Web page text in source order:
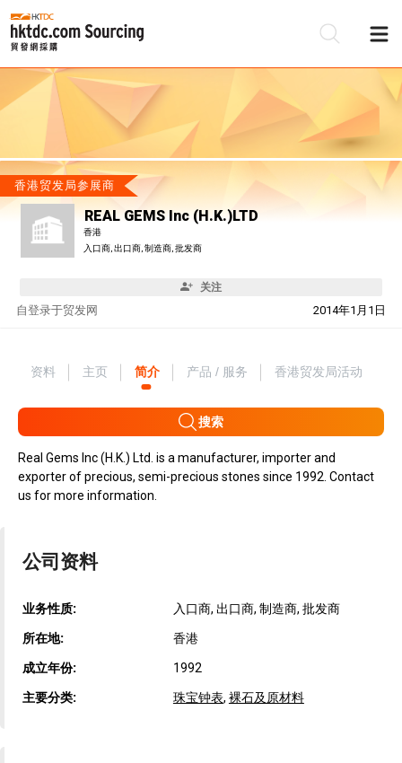
香港贸发局参展商
REAL GEMS Inc (H.K.)LTD
香港
入口商, 出口商, 制造商, 批发商
关注
自 2014年1月1日
登录于贸发网
资料 主页 简介 产品 / 服务 香港贸发局活动
搜索
Real Gems Inc (H.K.) Ltd. is a manufacturer, importer and
exporter of precious, semi-precious stones since 1992. Contact
us for more information.
公司资料
业务性质: 入口商, 出口商, 制造商, 批发商
所在地: 香港
成立年份: 1992
主要分类: 珠宝钟表, 裸石及原材料